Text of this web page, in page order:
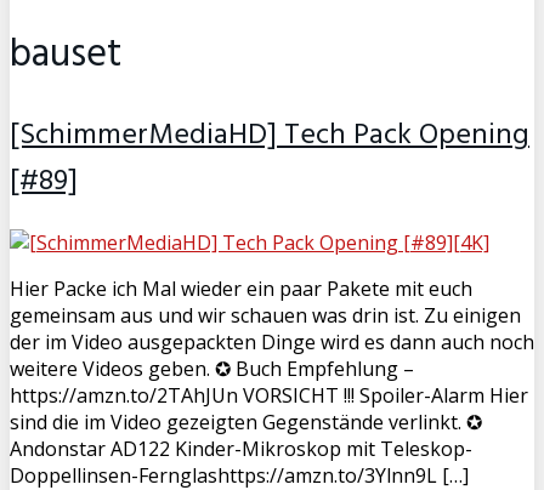
bauset
[SchimmerMediaHD] Tech Pack Opening
[#89]
Hier Packe ich Mal wieder ein paar Pakete mit euch
gemeinsam aus und wir schauen was drin ist. Zu einigen
der im Video ausgepackten Dinge wird es dann auch noch
weitere Videos geben. ✪ Buch Empfehlung –
https://amzn.to/2TAhJUn VORSICHT !!! Spoiler-Alarm Hier
sind die im Video gezeigten Gegenstände verlinkt. ✪
Andonstar AD122 Kinder-Mikroskop mit Teleskop-
Doppellinsen-Fernglashttps://amzn.to/3Ylnn9L […]